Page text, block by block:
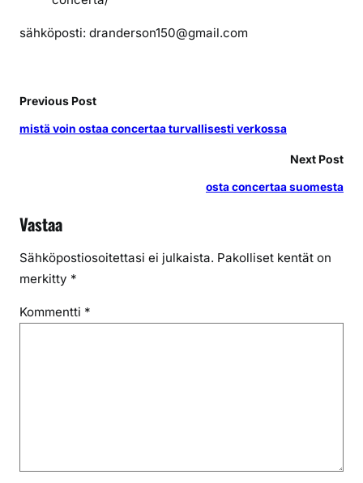
sähköposti: dranderson150@gmail.com
Previous Post
mistä voin ostaa concertaa turvallisesti verkossa
Next Post
osta concertaa suomesta
Vastaa
Sähköpostiosoitettasi ei julkaista. Pakolliset kentät on
merkitty *
Kommentti *